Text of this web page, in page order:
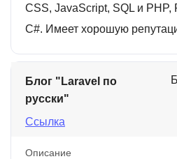
CSS, JavaScript, SQL и PHP,
C#. Имеет хорошую
Блог "Laravel по
русски"
Ссылка
Описание